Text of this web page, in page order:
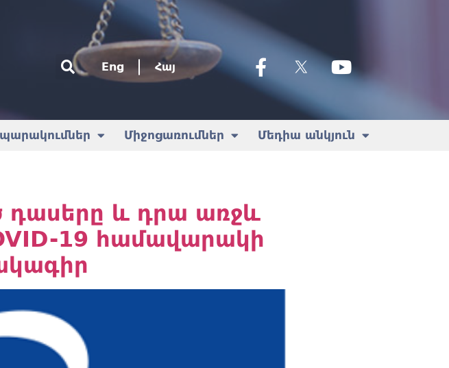
Eng Հայ
Միջոցառումներ Մեդիա անկյուն
և դրա առջև
19 համավարակի